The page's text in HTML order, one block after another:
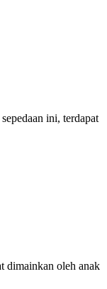
ini, terdapat
dimainkan oleh anak